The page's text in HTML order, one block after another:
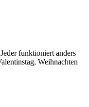
funktioniert anders
Weihnachten